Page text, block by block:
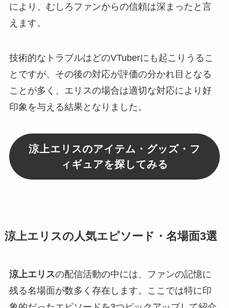
により、むしろファンからの信頼は深まったと言
えます。
技術的なトラブルはどのVTuberにも起こりうるこ
とですが、その後の対応が評価の分かれ目となる
ことが多く、エリスの場合は適切な対応により好
印象を与える結果となりました。
涼上エリスのアイテム・グッズ・フ
ィギュアを探してみる
涼上エリスの人気エピソード・名場面3選
涼上エリスの配信活動の中には、ファンの記憶に
残る名場面が数多く存在します。ここでは特に印